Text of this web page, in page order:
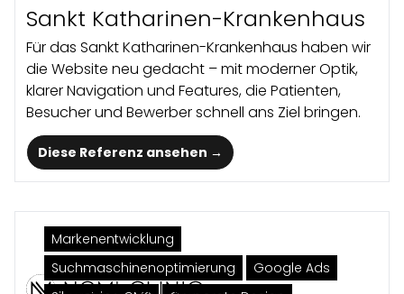
Sankt Katharinen-Krankenhaus
Für das Sankt Katharinen-Krankenhaus haben wir
die Website neu gedacht – mit moderner Optik,
klarer Navigation und Features, die Patienten,
Besucher und Bewerber schnell ans Ziel bringen.
Diese Referenz ansehen →
Marken­entwicklung
Suchmaschinenoptimierung
Google Ads